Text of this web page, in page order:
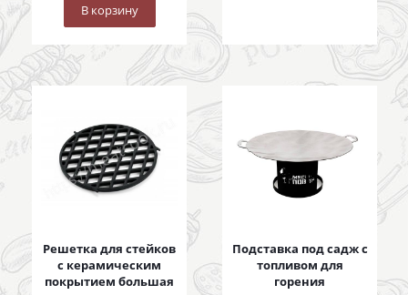
В корзину
Решетка для стейков
с керамическим
покрытием большая
Подставка под садж с
топливом для
горения